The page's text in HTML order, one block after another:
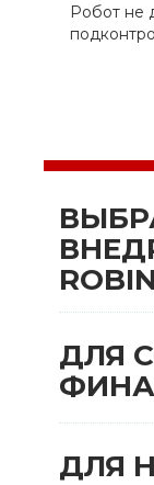
Робот не
ROBIN
ДЛЯ
ДЛЯ